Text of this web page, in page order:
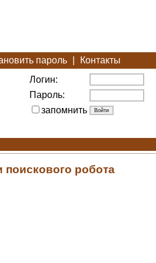
пароль
Контакты
Логин:
Пароль:
запомнить
поискового робота